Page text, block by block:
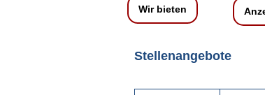
Wir bieten
Stellenangebote